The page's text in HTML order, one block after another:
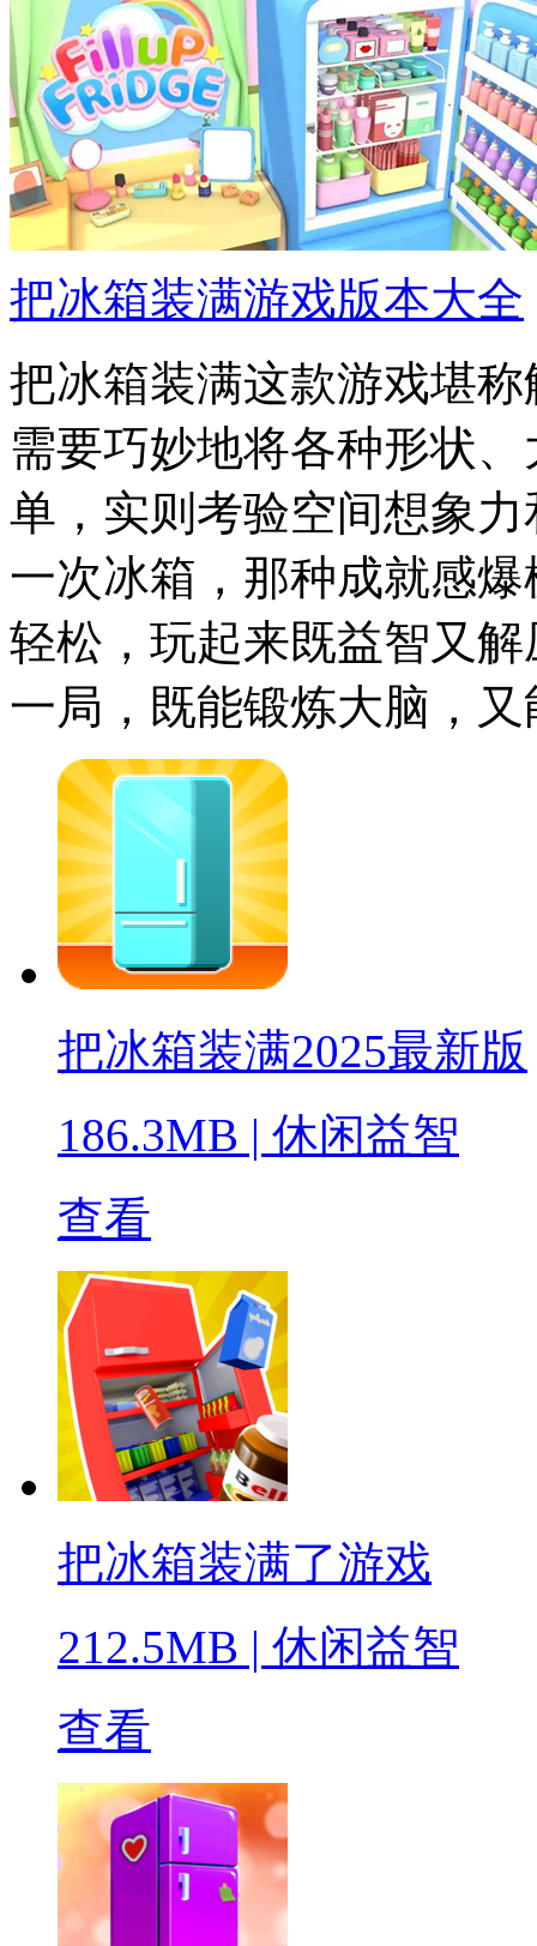
把冰箱装满游戏版本大全
把冰箱装满这款游戏堪
需要巧妙地将各种形状
单，实则考验空间想象
一次冰箱，那种成就感
轻松，玩起来既益智又
一局，既能锻炼大脑，
把冰箱装满2025最新版
186.3MB | 休闲益智
查看
把冰箱装满了游戏
212.5MB | 休闲益智
查看